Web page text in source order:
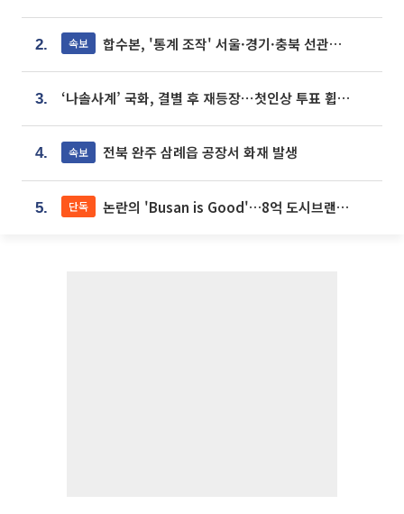
2. 속보 합수본, '통계 조작' 서울·경기·충북 선관위 등 추가 압수수색
3. ‘나솔사계’ 국화, 결별 후 재등장⋯첫인상 투표 휩쓸고 ‘인기녀’ 등극
4. 속보 전북 완주 삼례읍 공장서 화재 발생
5. 단독 논란의 'Busan is Good'…8억 도시브랜드, 용산 대통령실 CI 업체가 수행